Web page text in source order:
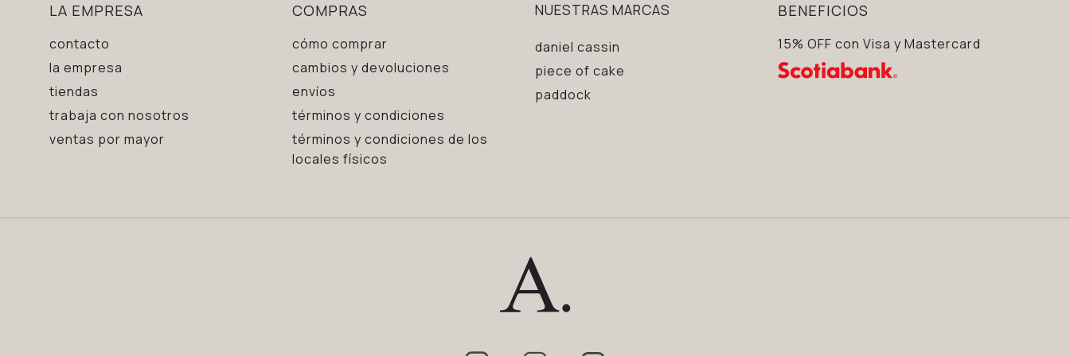
LA EMPRESA
contacto
la empresa
tiendas
trabaja con nosotros
ventas por mayor
COMPRAS
cómo comprar
cambios y devoluciones
envíos
términos y condiciones
términos y condiciones de los
locales físicos
NUESTRAS MARCAS
daniel cassin
piece of cake
paddock
BENEFICIOS
15% OFF con Visa y Mastercard